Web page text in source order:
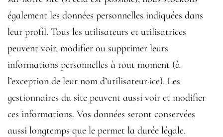
également les données personnelles indiquées dans
leur profil. Tous les utilisateurs et utilisatrices
peuvent voir, modifier ou supprimer leurs
informations personnelles à tout moment (à
l’exception de leur nom d’utilisateur·ice). Les
gestionnaires du site peuvent aussi voir et modifier
ces informations. Vos données seront conservées
aussi longtemps que le permet la durée légale.